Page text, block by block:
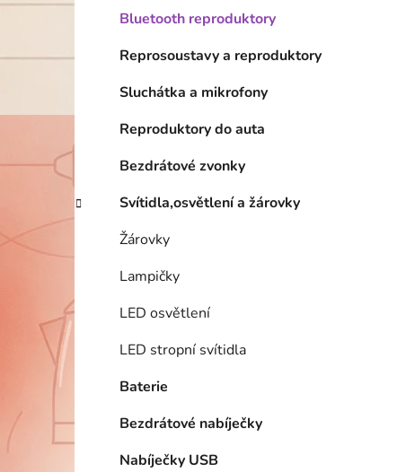
Bluetooth reproduktory
Reprosoustavy a reproduktory
Sluchátka a mikrofony
Reproduktory do auta
Bezdrátové zvonky
Svítidla,osvětlení a žárovky
Žárovky
Lampičky
LED osvětlení
LED stropní svítidla
Baterie
Bezdrátové nabíječky
Nabíječky USB